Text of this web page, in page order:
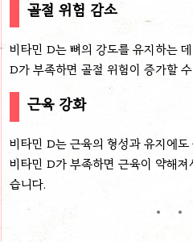
골절 위험 감소
비타민 D는 뼈의 강도를 유지하는
D가 부족하면 골절 위험이 증가할
근육 강화
비타민 D는 근육의 형성과 유지에
비타민 D가 부족하면 근육이 약해
습니다.